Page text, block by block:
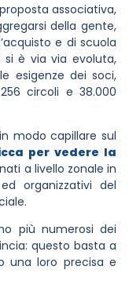
associativa,
della gente,
e di scuola
si è via via evoluta,
esigenze dei soci,
circoli e 38.000
modo capillare sul
per vedere la
a livello zonale in
organizzativi del
più numerosi dei
questo basta a
una loro precisa e